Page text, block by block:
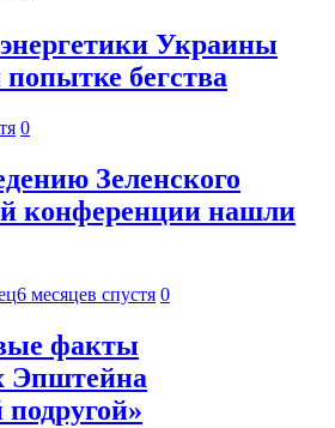
Украины
бегства
0
Зеленского
конференции нашли
6 месяцев спустя 0
факты
Эпштейна
подругой»